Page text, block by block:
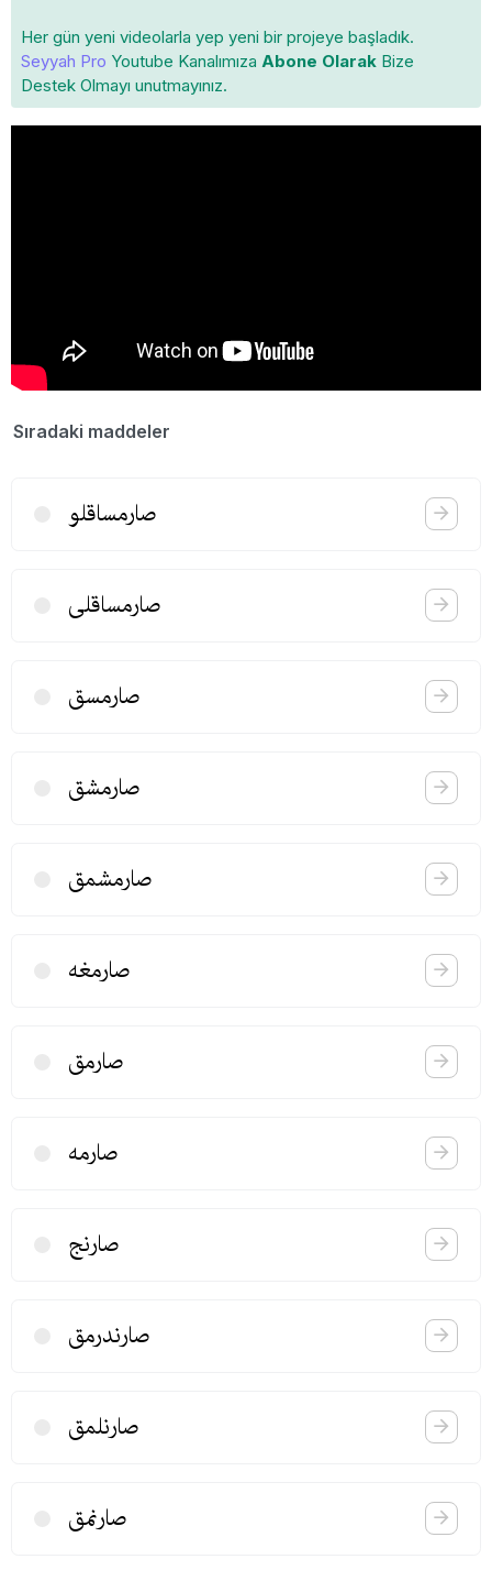
Her gün yeni videolarla yep yeni bir projeye başladık.
Seyyah Pro Youtube Kanalımıza Abone Olarak Bize
Destek Olmayı unutmayınız.
Sıradaki maddeler
صارمساقلو
صارمساقلی
صارمسق
صارمشق
صارمشمق
صارمغه
صارمق
صارمه
صارنج
صارندرمق
صارنلمق
صارنمق